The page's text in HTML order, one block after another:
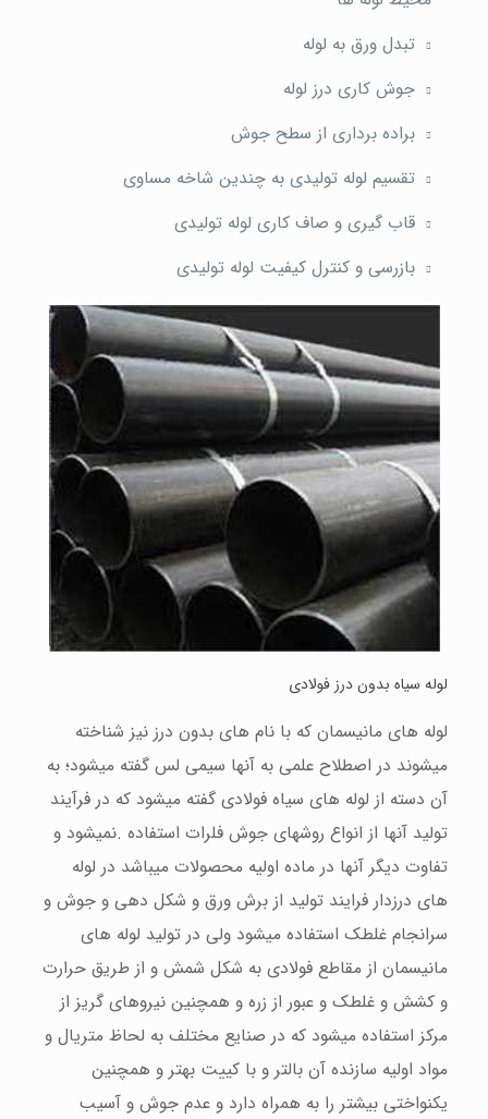
تبدل ورق به لوله
جوش کاری درز لوله
براده برداری از سطح جوش
تقسیم لوله تولیدی به چندین شاخه مساوی
قاب گیری و صاف کاری لوله تولیدی
بازرسی و کنترل کیفیت لوله تولیدی
لوله سیاه بدون درز فولادی
لوله های مانیسمان که با نام های بدون درز نیز شناخته
میشوند در اصطلاح علمی به آنها سیمی لس گفته میشود؛ به
آن دسته از لوله های سیاه فولادی گفته میشود که در فرآیند
تولید آنها از انواع روشهای جوش فلرات استفاده .نمیشود و
تفاوت دیگر آنها در ماده اولیه محصولات میباشد در لوله
های درزدار فرایند تولید از برش ورق و شکل دهی و جوش و
سرانجام غلطک استفاده میشود ولی در تولید لوله های
مانیسمان از مقاطع فولادی به شکل شمش و از طریق حرارت
و کشش و غلطک و عبور از زره و همچنین نیروهای گریز از
مرکز استفاده میشود که در صنایع مختلف به لحاظ متریال و
مواد اولیه سازنده آن بالتر و با کییت بهتر و همچنین
یکنواختی بیشتر را به همراه دارد و عدم جوش و آسیب